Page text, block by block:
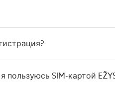
пользуюсь SIM-картой